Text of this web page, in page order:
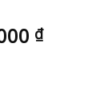
₫
RAK-AK389 số